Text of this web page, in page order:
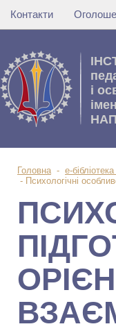
Контакти
i
Головна- е-
- Психологічні